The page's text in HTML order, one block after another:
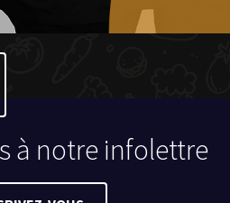
à notre infolettre